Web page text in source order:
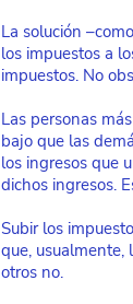
La solución
los impuestos a
impuestos. No
Las personas
bajo que las
los ingresos que
dichos ingresos.
Subir los
que, usualmente,
otros no.